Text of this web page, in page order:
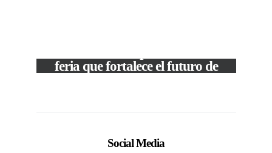
feria que fortalece el futuro de
Social Media